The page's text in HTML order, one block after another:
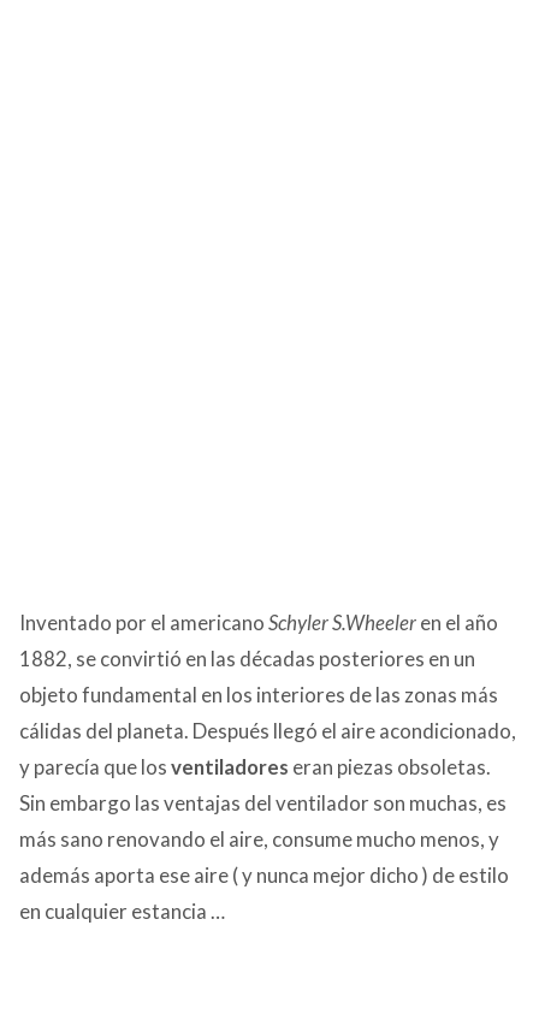
Inventado por el americanoSchylerS.Wheeleren el año
1882, se convirtió en las décadas posteriores en un
objeto fundamental en los interiores de las zonas más
cálidas del planeta. Después llegó el aire acondicionado,
y parecía que losventiladores eran piezas obsoletas.
Sin embargo las ventajas del ventilador son muchas, es
más sano renovando el aire, consume mucho menos, y
además aporta ese aire ( y nunca mejor dicho ) de estilo
en cualquier estancia …